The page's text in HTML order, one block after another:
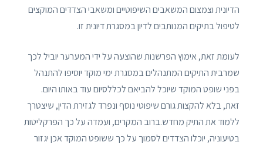
הדיונית וצמצום המשאבים השיפוטיים ומשאבי הצדדים המוקצים
לטיפול בתיקים המנותבים לדיון במסגרת דיונית זו.
לעומת זאת, אימוץ הפרשנות שהוצעה על ידי המערער יוביל לכך
שמרבית התיקים המתנהלים במסגרת ימי מוקד יוסיפו להתנהל
בפני שופט המוקד שיוכל להביאם לכללסיום עוד באותו היום.
זאת, בלא להקצות גורם שיפוטי נוסף ונפרד לגזירת הדין, שיצטרך
ללמוד את התיק מחדש.ברוב המקרים, ועמדה על כך הפרקליטות
בטיעוניה, יוכלו הצדדים לסמוך על כך ששופט המוקד אכן יגזור